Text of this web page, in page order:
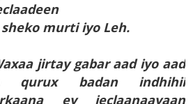
sheko murti iyo Leh.
jirtay gabar aad iyo aad
qurux badan indhihii
ey jeclaanaayaan